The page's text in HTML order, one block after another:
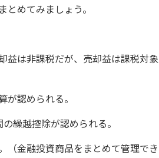
とめてみましょう。
益は非課税だが、売却益は課税対象
が認められる。
繰越控除が認められる。
（金融投資商品をまとめて管理でき